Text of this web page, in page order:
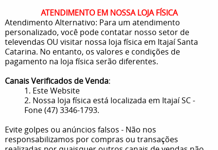
ATENDIMENTO EM NOSSA LOJA FÍSICA
Atendimento Alternativo: Para um atendimento
personalizado, você pode contatar nosso setor de
televendas OU visitar nossa loja física em Itajaí Santa
Catarina. No entanto, os valores e condições de
pagamento na loja física serão diferentes.
Canais Verificados de Venda:
1. Este Website
2. Nossa loja física está localizada em Itajaí SC -
Fone (47) 3346-1793.
Evite golpes ou anúncios falsos - Não nos
responsabilizamos por compras ou transações